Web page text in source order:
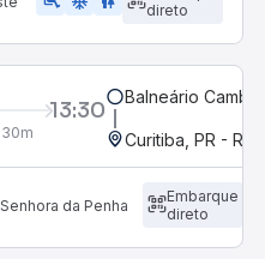
direto
13:30 Balneário
Curitiba, PR -
da Penha
Embarque
direto